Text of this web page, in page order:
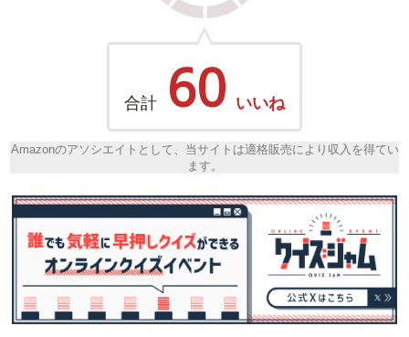
合計 60 いいね
Amazonのアソシエイトとして、当サイトは適格販売により収入を得てい
ます。